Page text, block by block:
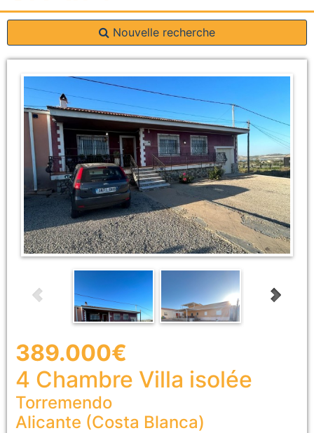
Nouvelle recherche
389.000€
4 Chambre Villa isolée
Torremendo
Alicante (Costa Blanca)